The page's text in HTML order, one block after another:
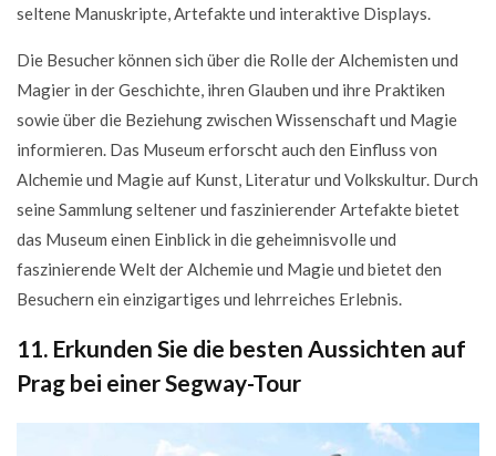
seltene Manuskripte, Artefakte und interaktive Displays.
Die Besucher können sich über die Rolle der Alchemisten und
Magier in der Geschichte, ihren Glauben und ihre Praktiken
sowie über die Beziehung zwischen Wissenschaft und Magie
informieren. Das Museum erforscht auch den Einfluss von
Alchemie und Magie auf Kunst, Literatur und Volkskultur. Durch
seine Sammlung seltener und faszinierender Artefakte bietet
das Museum einen Einblick in die geheimnisvolle und
faszinierende Welt der Alchemie und Magie und bietet den
Besuchern ein einzigartiges und lehrreiches Erlebnis.
11. Erkunden Sie die besten Aussichten auf
Prag bei einer Segway-Tour